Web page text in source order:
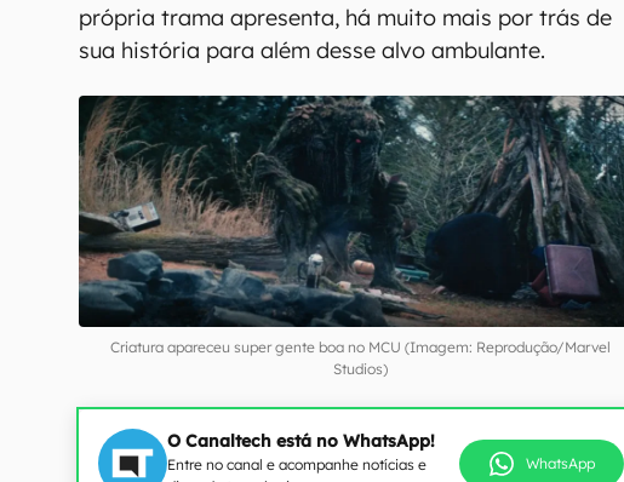
própria trama apresenta, há muito mais por trás de
sua história para além desse alvo ambulante.
Criatura apareceu super gente boa no MCU (Imagem: Reprodução/Marvel
Studios)
O Canaltech está no WhatsApp!
Entre no canal e acompanhe notícias e
WhatsApp